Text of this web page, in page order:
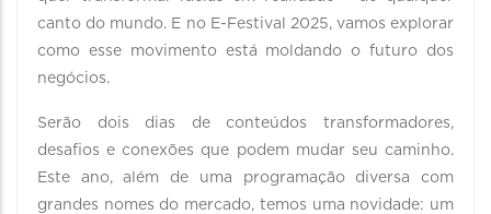
canto do mundo. E no E-Festival 2025, vamos explorar
como esse movimento está moldando o futuro dos
negócios.
Serão dois dias de conteúdos transformadores,
desafios e conexões que podem mudar seu caminho.
Este ano, além de uma programação diversa com
grandes nomes do mercado, temos uma novidade: um